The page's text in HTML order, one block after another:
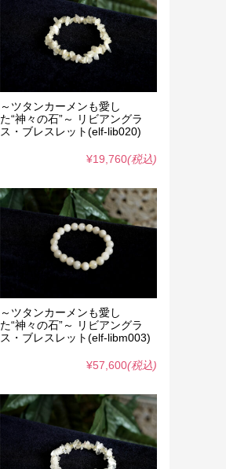
～ツタンカーメンも愛し
た“神々の石”～ リビアングラ
ス・ブレスレット(elf-lib020)
¥19,760(税込)
～ツタンカーメンも愛し
た“神々の石”～ リビアングラ
ス・ブレスレット(elf-libm003)
¥57,600(税込)